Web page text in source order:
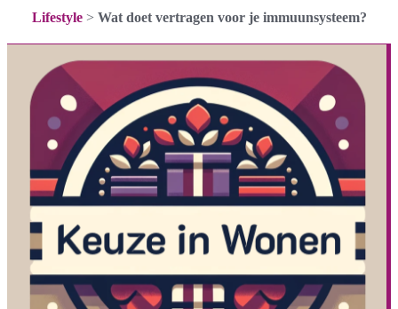
Lifestyle> Wat doet vertragen voor je immuunsysteem?